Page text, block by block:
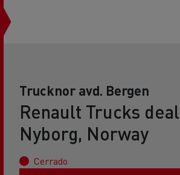
Trucknor avd. Bergen
Renault Trucks
Nyborg, Norway
Cerrado